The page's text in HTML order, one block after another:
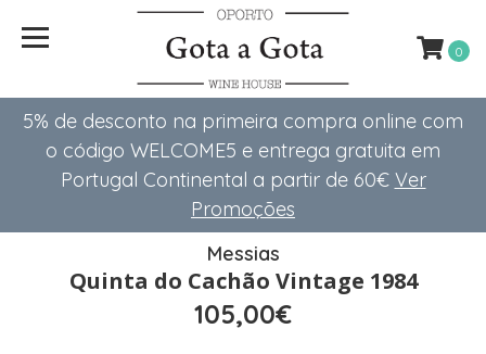
5% de desconto na primeira compra online com
o código WELCOME5 e entrega gratuita em
Portugal Continental a partir de 60€ Ver
Promoções
0
Messias
Quinta do Cachão Vintage 1984
105,00€